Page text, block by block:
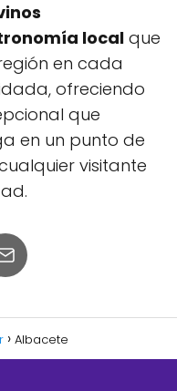
local que
en cada
ofreciendo
que
en un punto de
visitante
Albacete